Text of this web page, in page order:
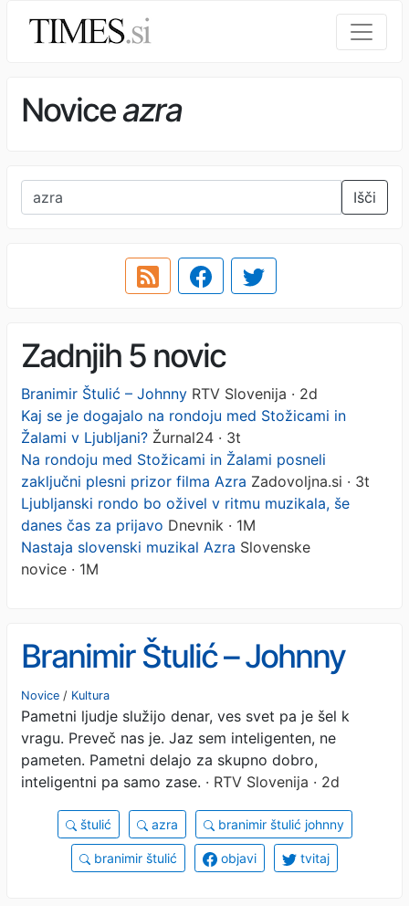
Noviceazra
Išči
Zadnjih 5 novic
Branimir Štulić – Johnny RTV Slovenija · 2d
Kaj se je dogajalo na rondoju med Stožicami in
Žalami v Ljubljani? Žurnal24 · 3t
Na rondoju med Stožicami in Žalami posneli
zaključni plesni prizor filma Azra Zadovoljna.si · 3t
Ljubljanski rondo bo oživel v ritmu muzikala, še
danes čas za prijavo Dnevnik · 1M
Nastaja slovenski muzikal Azra Slovenske
novice · 1M
Branimir Štulić – Johnny
Novice / Kultura
Pametni ljudje služijo denar, ves svet pa je šel k
vragu. Preveč nas je. Jaz sem inteligenten, ne
pameten. Pametni delajo za skupno dobro,
inteligentni pa samo zase. · RTV Slovenija · 2d
štulić azra branimir štulić johnny
branimir štulić objavi tvitaj